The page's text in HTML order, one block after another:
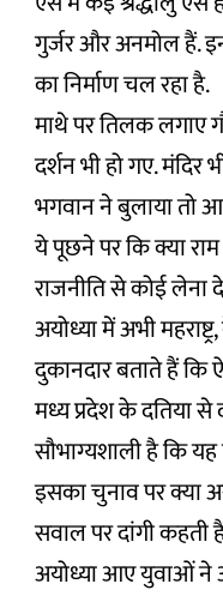
गुर्जर और अनमोल हैं.
का निर्माण चल रहा है.
माथे पर तिलक लगाए
दर्शन भी हो गए.
भगवान ने बुलाया तो
ये पूछने पर कि क्या
राजनीति से कोई
अयोध्या में अभी
दुकानदार बताते हैं कि
मध्य प्रदेश के दतिया से
सौभाग्यशाली है कि
इसका चुनाव पर क्या
सवाल पर दांगी कहती
अयोध्या आए युवाओं ने